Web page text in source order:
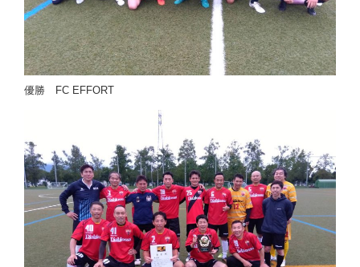
優勝 FC EFFORT